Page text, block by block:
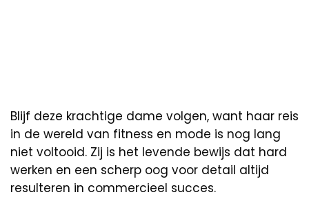
Blijf deze krachtige dame volgen, want haar reis
in de wereld van fitness en mode is nog lang
niet voltooid. Zij is het levende bewijs dat hard
werken en een scherp oog voor detail altijd
resulteren in commercieel succes.